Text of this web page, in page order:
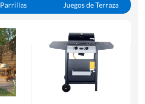
Parrillas
Juegos de Terraza